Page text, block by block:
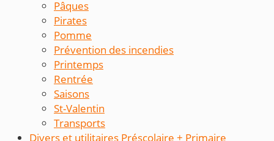
Pâques
Pirates
Pomme
Prévention des incendies
Printemps
Rentrée
Saisons
St-Valentin
Transports
Divers et utilitaires Préscolaire + Primaire